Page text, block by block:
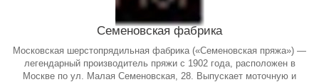
Семеновская фабрика
Московская шерстопрядильная фабрика («Семеновская пряжа») —
легендарный производитель пряжи с 1902 года, расположен в
Москве по ул. Малая Семеновская, 28. Выпускает моточную и